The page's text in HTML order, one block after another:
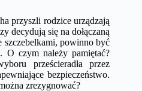
przyszli rodzice urządzają
decydują się na dołączaną
szczebelkami, powinno być
O czym należy pamiętać?
prześcieradła przez
bezpieczeństwo.
zrezygnować?